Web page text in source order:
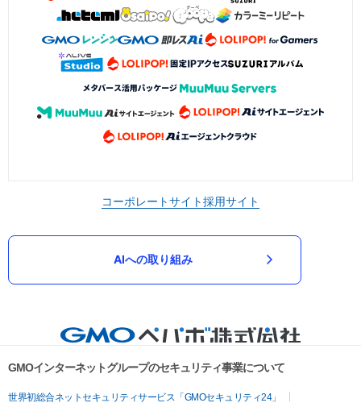
コーポレートサイト採用サイト
AIへの取り組み
GMOインターネットグループのセキュリティ事業について
世界初総合ネットセキュリティサービス「GMOセキュリティ24」